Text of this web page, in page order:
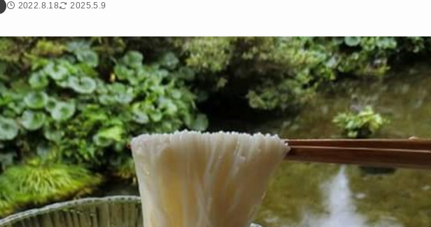
2022.8.18 2025.5.9